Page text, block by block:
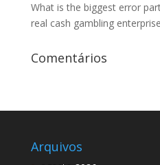
What is the biggest error
real cash gambling
Comentários
Arquivos